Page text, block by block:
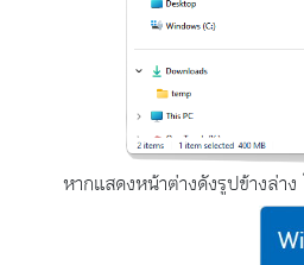
หากแสดงหน้าต่างดังรูปข้างล่า